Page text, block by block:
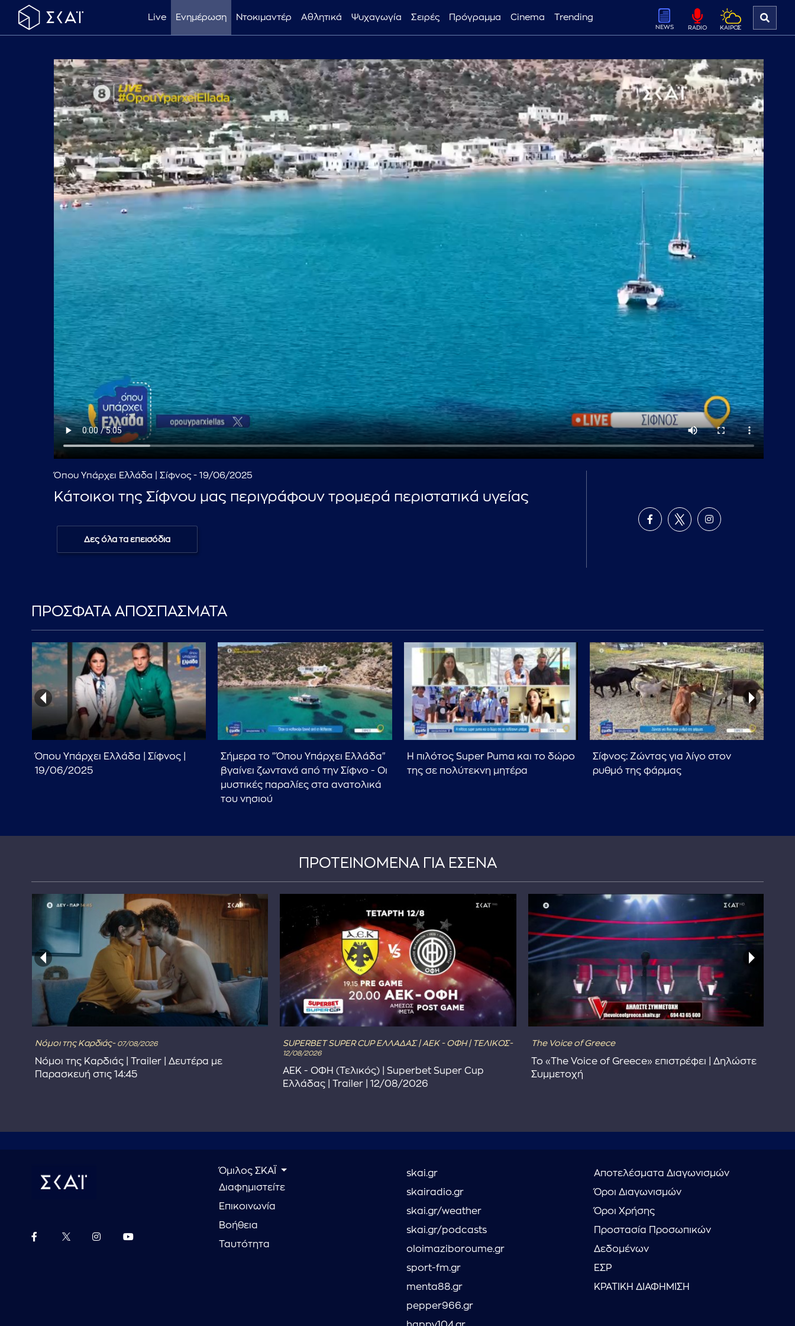
Live Ενημέρωση Ντοκιμαντέρ Αθλητικά Ψυχαγωγία Σειρές Πρόγραμμα Cinema Trending
NEWS RADIO ΚΑΙΡΟΣ
...πληκτρολογήστε κείμενο προς αναζήτηση
Όπου Υπάρχει Ελλάδα | Σίφνος - 19/06/2025
Κάτοικοι της Σίφνου μας περιγράφουν τρομερά περιστατικά υγείας
Δες όλα τα επεισόδια
ΠΡΟΣΦΑΤΑ ΑΠΟΣΠΑΣΜΑΤΑ
Όπου Υπάρχει Ελλάδα | Σίφνος |
19/06/2025
Σήμερα το "Όπου Υπάρχει Ελλάδα"
βγαίνει ζωντανά από την Σίφνο - Οι
μυστικές παραλίες στα ανατολικά
του νησιού
Η πιλότος Super Puma και το δώρο
της σε πολύτεκνη μητέρα
Σίφνος: Ζώντας για λίγο στον
ρυθμό της φάρμας
ΠΡΟΤΕΙΝΟΜΕΝΑ ΓΙΑ ΕΣΕΝΑ
Νόμοι της Καρδιάς- 07/08/2026
Νόμοι της Καρδιάς | Trailer | Δευτέρα με
Παρασκευή στις 14:45
SUPERBET SUPER CUP ΕΛΛΑΔΑΣ | ΑΕΚ - ΟΦΗ | ΤΕΛΙΚΟΣ-
12/08/2026
ΑΕΚ - ΟΦΗ (Τελικός) | Superbet Super Cup
Ελλάδας | Trailer | 12/08/2026
The Voice of Greece
Το «The Voice of Greece» επιστρέφει | Δηλώστε
Συμμετοχή
Όμιλος ΣΚΑΪ
Διαφημιστείτε
Επικοινωνία
Βοήθεια
Ταυτότητα
skai.gr
skairadio.gr
skai.gr/weather
skai.gr/podcasts
oloimaziboroume.gr
sport-fm.gr
menta88.gr
pepper966.gr
Αποτελέσματα Διαγωνισμών
Όροι Διαγωνισμών
Όροι Χρήσης
Προστασία Προσωπικών
Δεδομένων
ΕΣΡ
ΚΡΑΤΙΚΗ ΔΙΑΦΗΜΙΣΗ